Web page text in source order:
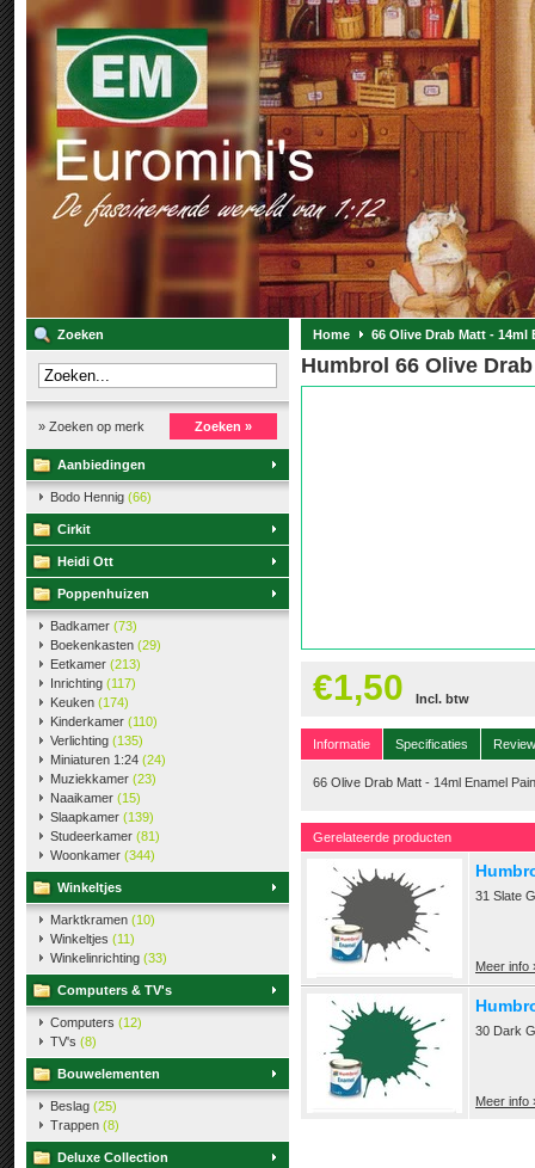
Zoeken
» Zoeken op merk Zoeken »
Aanbiedingen
Bodo Hennig (66)
Cirkit
Heidi Ott
Poppenhuizen
Badkamer (73)
Boekenkasten (29)
Eetkamer (213)
Inrichting (117)
Keuken (174)
Kinderkamer (110)
Verlichting (135)
Miniaturen 1:24 (24)
Muziekkamer (23)
Naaikamer (15)
Slaapkamer (139)
Studeerkamer (81)
Woonkamer (344)
Winkeltjes
Marktkramen (10)
Winkeltjes (11)
Winkelinrichting (33)
Computers & TV's
Computers (12)
TV's (8)
Bouwelementen
Beslag (25)
Trappen (8)
Deluxe Collection
Home 66 Olive Drab Matt - 14ml
Humbrol 66 Olive
€1,50 Incl. btw
Informatie Specificaties
66 Olive Drab Matt - 14ml Enamel
Gerelateerde producten
31 Slate
Meer info
30 Dark
Meer info